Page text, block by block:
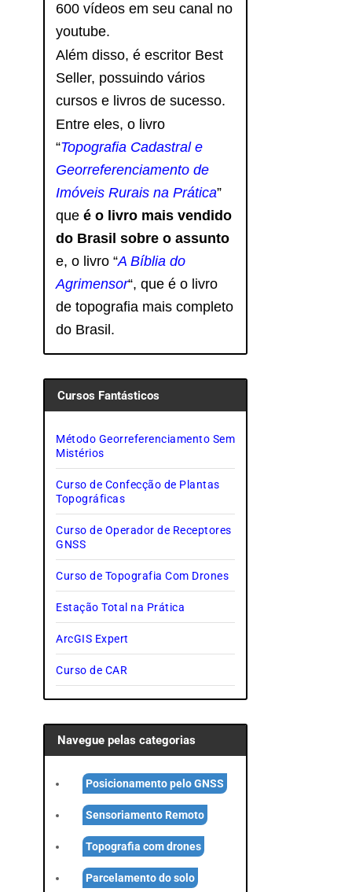
600 vídeos em seu canal no
youtube.
Além disso, é escritor Best
Seller, possuindo vários
cursos e livros de sucesso.
Entre eles, o livro
“Topografia Cadastral e
Georreferenciamento de
Imóveis Rurais na Prática”
queé o livro mais vendido
do Brasil sobre o assunto
e, o livro “A Bíblia do
Agrimensor“, que é o livro
de topografia mais completo
do Brasil.
Cursos Fantásticos
Método Georreferenciamento Sem
Mistérios
Curso de Confecção de Plantas
Topográficas
Curso de Operador de Receptores
GNSS
Curso de Topografia Com Drones
Estação Total na Prática
ArcGIS Expert
Curso de CAR
Navegue pelas categorias
Posicionamento pelo GNSS
Sensoriamento Remoto
Topografia com drones
Parcelamento do solo